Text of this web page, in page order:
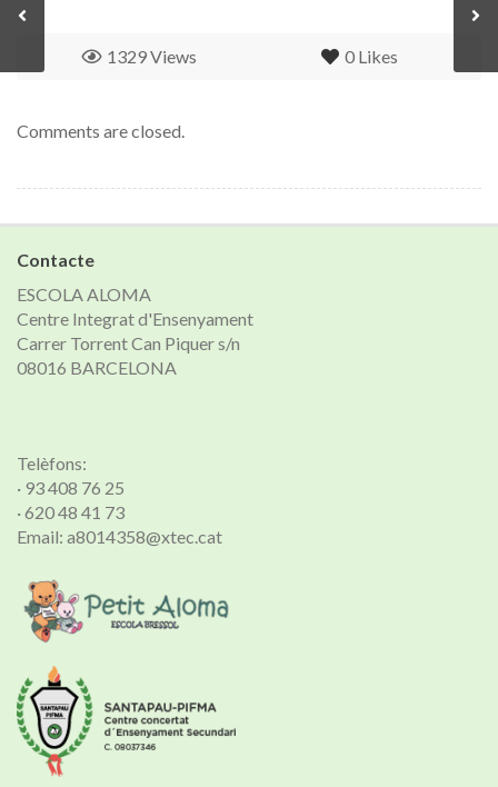
0 Likes
1329 Views
Comments are closed.
Contacte
ESCOLA ALOMA
Centre Integrat d'Ensenyament
Carrer Torrent Can Piquer s/n
08016 BARCELONA
Telèfons:
· 93 408 76 25
· 620 48 41 73
Email: a8014358@xtec.cat